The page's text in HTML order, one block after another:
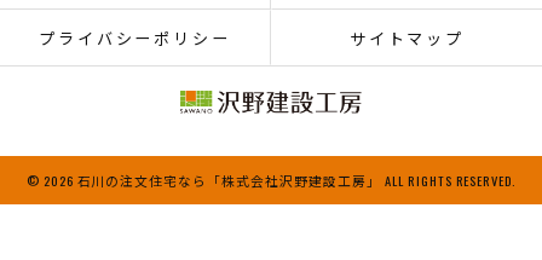
プライバシーポリシー サイトマップ
© 2026 石川の注文住宅なら「株式会社沢野建設工房」 ALL RIGHTS RESERVED.